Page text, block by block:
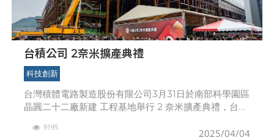
台積公司 2奈米擴產典禮
科技創新
台灣積體電路製造股份有限公司3月31日於南部科學園區
晶圓二十二廠新建 工程基地舉行 2 奈米擴產典禮，台積
伴，共同見證台積公司在先進製程產能擴充的重要里
2025/04/04
9195